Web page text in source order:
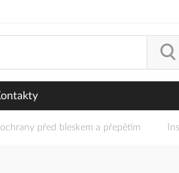
před bleskem a přepětím